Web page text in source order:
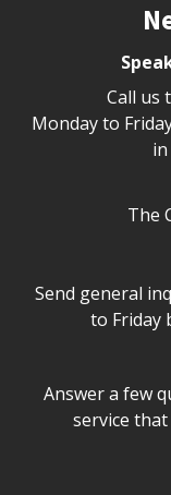
Call us
Monday to
The
Send general
to Friday
Answer a few
service